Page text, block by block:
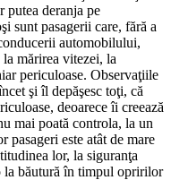
putea deranja pe
sunt pasagerii care, fără a
automobilului,
mărirea vitezei, la
periculoase. Observaţiile
şi îl depăşesc toţi, că
deoarece îi creează
mai poată controla, la un
pasageri este atât de mare
lor, la siguranţa
la băutură în timpul opririlor